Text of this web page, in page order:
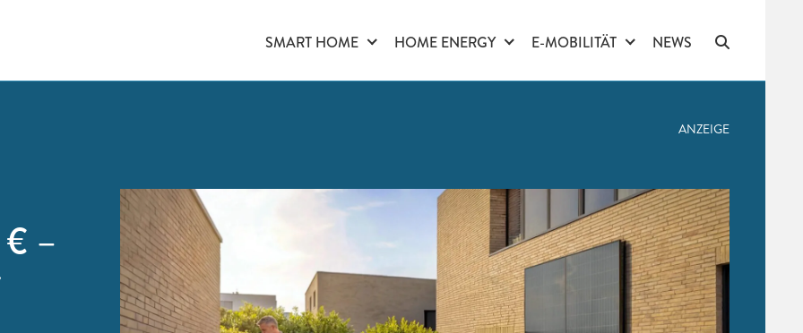
SMART HOME HOME ENERGY E-MOBILITÄT NEWS
ANZEIGE
–